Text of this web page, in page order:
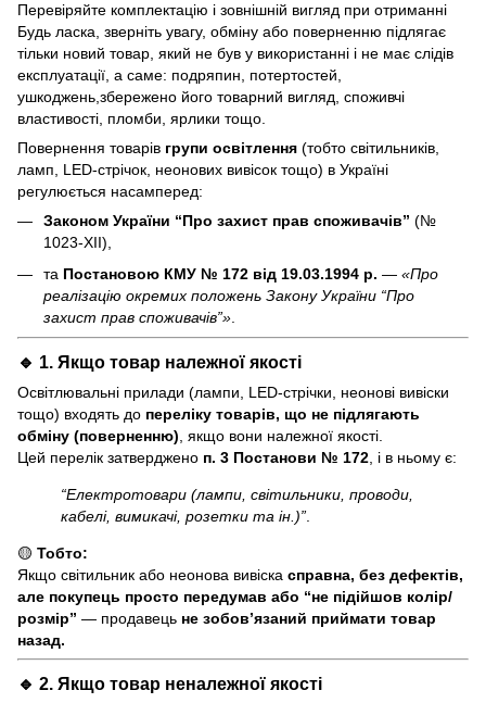
Перевіряйте комплектацію і зовнішній вигляд при отриманні
Будь ласка, зверніть увагу, обміну або поверненню підлягає
тільки новий товар, який не був у використанні і не має слідів
експлуатації, а саме: подряпин, потертостей,
ушкоджень,збережено його товарний вигляд, споживчі
властивості, пломби, ярлики тощо.
Повернення товарів групи освітлення (тобто світильників,
ламп, LED-стрічок, неонових вивісок тощо) в Україні
регулюється насамперед:
Законом України “Про захист прав споживачів” (№
1023-XII),
та Постановою КМУ № 172 від 19.03.1994 р. — «Про
реалізацію окремих положень Закону України “Про
захист прав споживачів”»
🔹 1. Якщо товар належної якості
Освітлювальні прилади (лампи, LED-стрічки, неонові вивіски
тощо) входять до переліку товарів, що не підлягають
обміну (поверненню) , якщо вони належної якості.
Цей перелік затверджено п. 3 Постанови № 172 , і в ньому є:
“Електротовари (лампи, світильники, проводи,
кабелі, вимикачі, розетки та ін.)”
🟡 Тобто:
Якщо світильник або неонова вивіска справна, без дефектів,
але покупець просто передумав або “не підійшов колір/
розмір” — продавець не зобов’язаний приймати товар
назад.
🔹 2. Якщо товар неналежної якості